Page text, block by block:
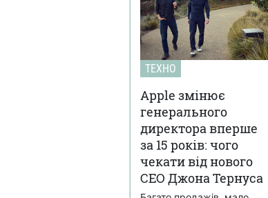
ТЕХНО
Apple змінює
генерального
директора вперше
за 15 років: чого
чекати від нового
CEO Джона Тернуса